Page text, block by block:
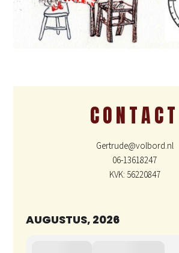
CONTACT
Gertrude@volbord.nl
06-13618247
KVK: 56220847
AUGUSTUS, 2026